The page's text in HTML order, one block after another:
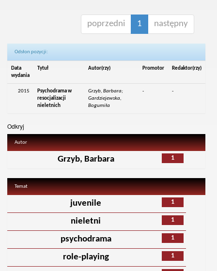
poprzedni 1 następny
Odsłon pozycji:
Data
wydania
Tytuł Autor(rzy) Promotor Redaktor(rzy)
2015
Psychodrama w
resocjalizacji
nieletnich
Grzyb, Barbara;
Gardziejewska,
Bogumiła
- -
Odkryj
Autor
1
Grzyb, Barbara
Temat
1
juvenile
1
nieletni
1
psychodrama
1
role-playing